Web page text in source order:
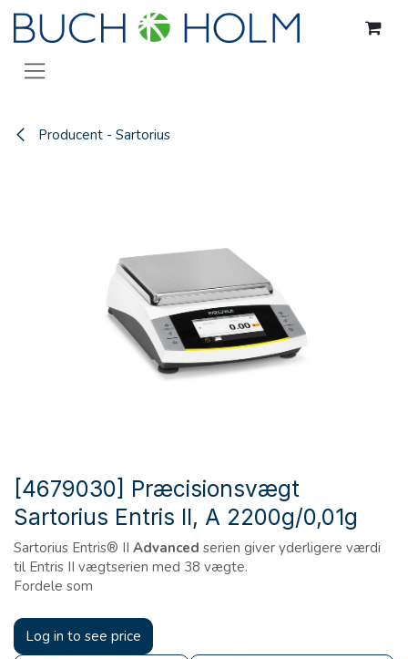
Gå til indhold
Producent - Sartorius
[4679030] Præcisionsvægt
Sartorius Entris II, A 2200g/0,01g
Sartorius Entris® II Advanced serien giver yderligere værdi
til Entris II vægtserien med 38 vægte.
Fordele som
Log in to see price